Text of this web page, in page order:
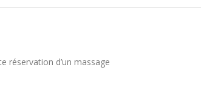
réservation d’un massage